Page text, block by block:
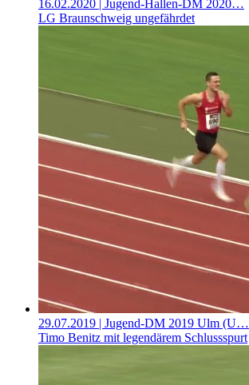
16.02.2020 | Jugend-Hallen-DM 2020…
LG Braunschweig ungefährdet
29.07.2019 | Jugend-DM 2019 Ulm (U…
Timo Benitz mit legendärem Schlussspurt